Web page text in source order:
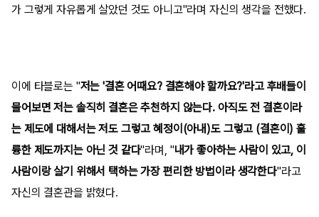
가 그렇게 자유롭게 살았던 것도 아니고"라며 자신의 생각을 전했다.
이에 타블로는 "저는 '결혼 어때요? 결혼해야 할까요?'라고 후배들이
물어보면 저는 솔직히 결혼은 추천하지 않는다. 아직도 전 결혼이라
는 제도에 대해서는 저도 그렇고 혜정이(아내)도 그렇고 (결혼이) 훌
륭한 제도까지는 아닌 것 같다"라며, "내가 좋아하는 사람이 있고, 이
사람이랑 살기 위해서 택하는 가장 편리한 방법이라 생각한다"라고
자신의 결혼관을 밝혔다.